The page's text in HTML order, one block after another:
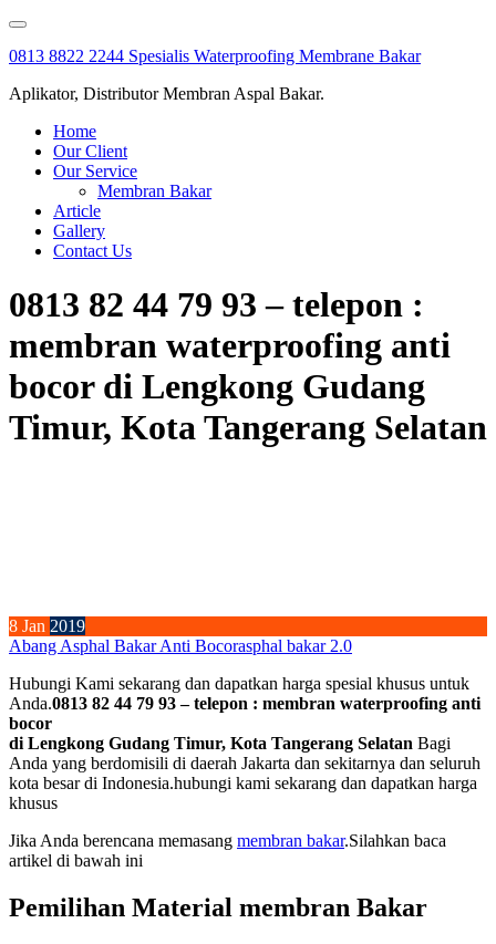
Skip
content
0813 8822 2244 Spesialis Waterproofing Membrane Bakar
Aplikator, Distributor Membran Aspal Bakar.
Home
Our Client
Our Service
Membran Bakar
Article
Gallery
Contact Us
0813 82 44 79 93 – telepon :
membran waterproofing anti
bocor di Lengkong Gudang
Timur, Kota Tangerang Selatan
8 Jan 2019
Abang Asphal Bakar Anti Bocorasphal bakar 2.0
Hubungi Kami sekarang dan dapatkan harga spesial khusus untuk
Anda.0813 82 44 79 93 – telepon : membran waterproofing anti
bocor
di Lengkong Gudang Timur, Kota Tangerang Selatan Bagi
Anda yang berdomisili di daerah Jakarta dan sekitarnya dan seluruh
kota besar di Indonesia.hubungi kami sekarang dan dapatkan harga
khusus
Jika Anda berencana memasang membran bakar.Silahkan baca
artikel di bawah ini
Pemilihan Material membran Bakar